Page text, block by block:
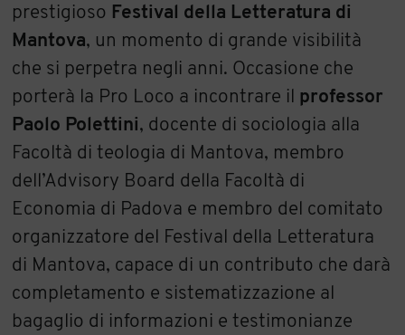
prestigioso Festival della Letteratura di
Mantova, un momento di grande visibilità
che si perpetra negli anni. Occasione che
porterà la Pro Loco a incontrare il professor
Paolo Polettini, docente di sociologia alla
Facoltà di teologia di Mantova, membro
dell’Advisory Board della Facoltà di
Economia di Padova e membro del comitato
organizzatore del Festival della Letteratura
di Mantova, capace di un contributo che darà
completamento e sistematizzazione al
bagaglio di informazioni e testimonianze